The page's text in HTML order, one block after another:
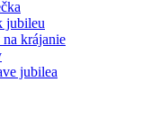
jubileu
krájanie
jubilea